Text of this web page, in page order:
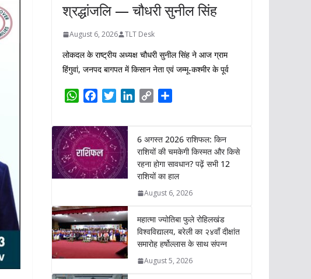
श्रद्धांजलि — चौधरी सुनील सिंह
August 6, 2026 TLT Desk
लोकदल के राष्ट्रीय अध्यक्ष चौधरी सुनील सिंह ने आज ग्राम
हिंगुवां, जनपद बागपत में किसान नेता एवं जम्मू-कश्मीर के पूर्व
W
a
t
s
A
p
c
e
b
o
o
i
t
t
e
r
k
e
d
I
n
y
L
i
n
k
r
e
6 अगस्त 2026 राशिफल: किन
राशियों की चमकेगी किस्मत और किसे
रहना होगा सावधान? पढ़ें सभी 12
राशियों का हाल
August 6, 2026
महात्मा ज्योतिबा फुले रोहिलखंड
विश्वविद्यालय, बरेली का २४वाँ दीक्षांत
समारोह हर्षोल्लास के साथ संपन्न
August 5, 2026